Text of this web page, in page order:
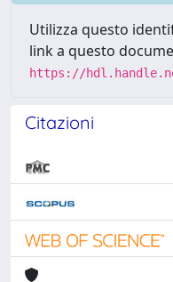
Utilizza questo
link a questo
https://
Citazioni